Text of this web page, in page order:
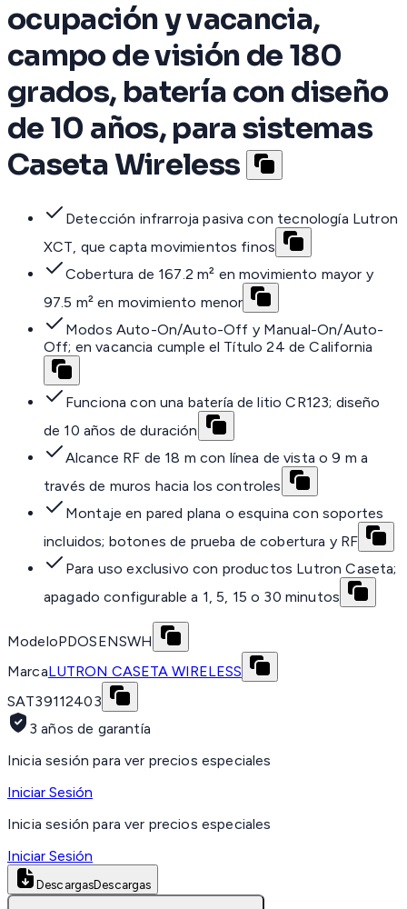
ocupación y vacancia,
campo de visión de 180
grados, batería con diseño
de 10 años, para sistemas
Caseta Wireless
Detección infrarroja pasiva con tecnología Lutron
XCT, que capta movimientos finos
Cobertura de 167.2 m² en movimiento mayor y
97.5 m² en movimiento menor
Modos Auto-On/Auto-Off y Manual-On/Auto-
Off; en vacancia cumple el Título 24 de California
Funciona con una batería de litio CR123; diseño
de 10 años de duración
Alcance RF de 18 m con línea de vista o 9 m a
través de muros hacia los controles
Montaje en pared plana o esquina con soportes
incluidos; botones de prueba de cobertura y RF
Para uso exclusivo con productos Lutron Caseta;
apagado configurable a 1, 5, 15 o 30 minutos
ModeloPDOSENSWH
MarcaLUTRON CASETA WIRELESS
SAT39112403
3 años de garantía
Inicia sesión para ver precios especiales
Iniciar Sesión
Inicia sesión para ver precios especiales
Iniciar Sesión
DescargasDescargas